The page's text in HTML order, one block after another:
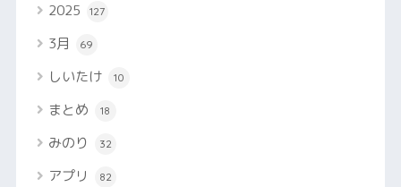
2025 127
3月 69
しいたけ 10
まとめ 18
みのり 32
アプリ 82